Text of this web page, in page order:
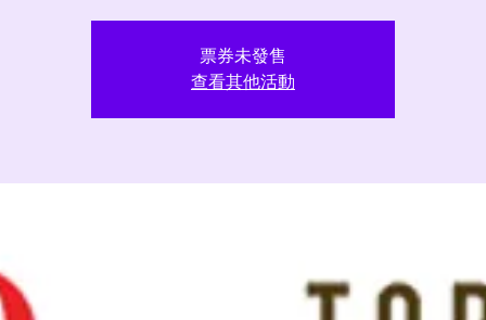
票券未發售
查看其他活動